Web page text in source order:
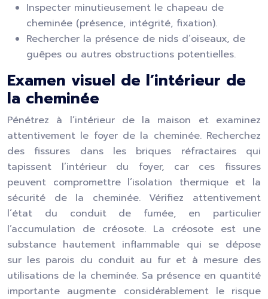
Inspecter minutieusement le chapeau de
cheminée (présence, intégrité, fixation).
Rechercher la présence de nids d’oiseaux, de
guêpes ou autres obstructions potentielles.
Examen visuel de l’intérieur de
la cheminée
Pénétrez à l’intérieur de la maison et examinez
attentivement le foyer de la cheminée. Recherchez
des fissures dans les briques réfractaires qui
tapissent l’intérieur du foyer, car ces fissures
peuvent compromettre l’isolation thermique et la
sécurité de la cheminée. Vérifiez attentivement
l’état du conduit de fumée, en particulier
l’accumulation de créosote. La créosote est une
substance hautement inflammable qui se dépose
sur les parois du conduit au fur et à mesure des
utilisations de la cheminée. Sa présence en quantité
importante augmente considérablement le risque